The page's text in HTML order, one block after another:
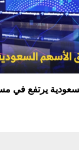
يرتفع في